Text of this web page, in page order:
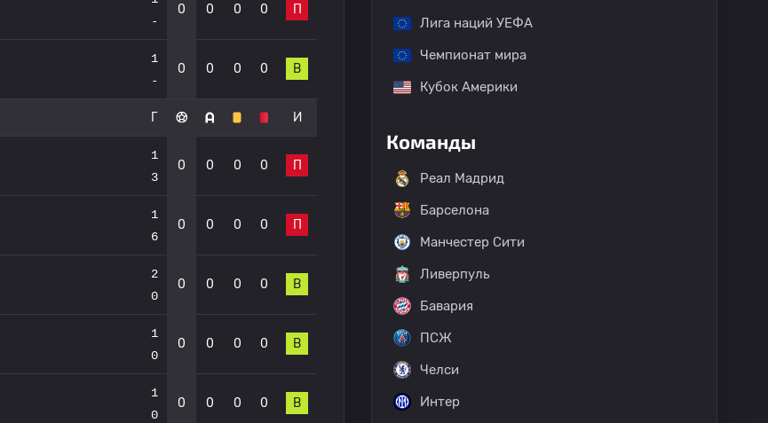
-
0 0 0 0 П
1
-
0 0 0 0 В
Г И
1
3
0 0 0 0 П
1
6
0 0 0 0 П
2
0
0 0 0 0 В
1
0
0 0 0 0 В
1
0
0 0 0 0 В
Лига наций УЕФА
Чемпионат мира
Кубок Америки
Команды
Реал Мадрид
Барселона
Манчестер Сити
Ливерпуль
Бавария
ПСЖ
Челси
Интер